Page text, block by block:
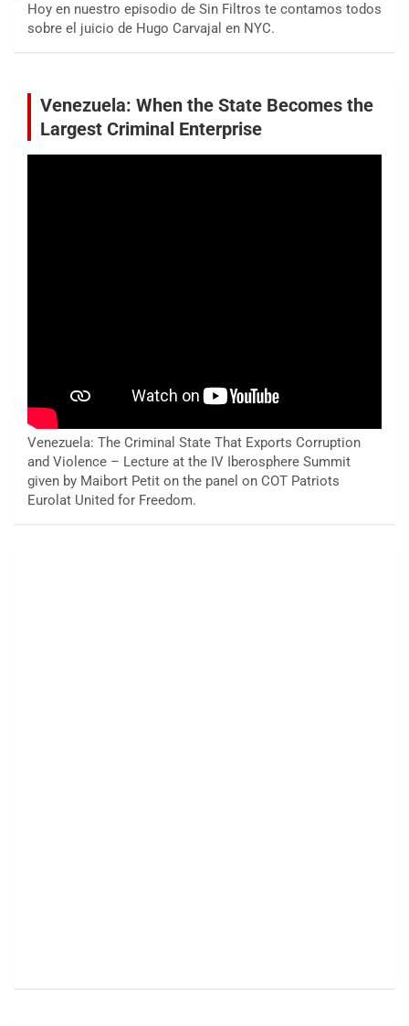
Hoy en nuestro episodio de Sin Filtros te contamos todos
sobre el juicio de Hugo Carvajal en NYC.
Venezuela: When the State Becomes the
Largest Criminal Enterprise
Venezuela: The Criminal State That Exports Corruption
and Violence – Lecture at the IV Iberosphere Summit
given by Maibort Petit on the panel on COT Patriots
Eurolat United for Freedom.